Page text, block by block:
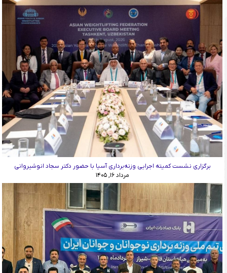
برگزاری نشست کمیته اجرایی وزنه‌برداری آسیا با حضور دکتر سجاد انوشیروانی
مرداد ۱۶, ۱۴۰۵